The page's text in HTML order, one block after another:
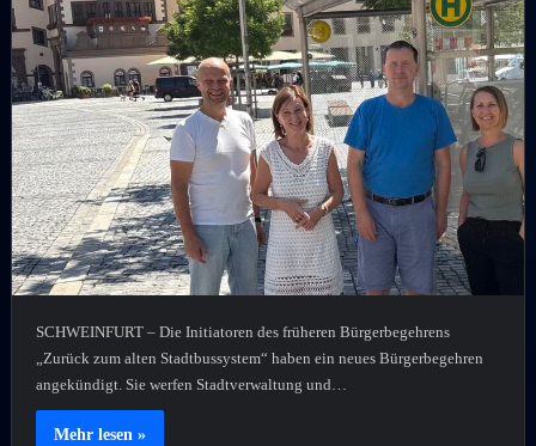
SCHWEINFURT – Die Initiatoren des früheren Bürgerbegehrens
„Zurück zum alten Stadtbussystem“ haben ein neues Bürgerbegehren
angekündigt. Sie werfen Stadtverwaltung und…
Mehr lesen »